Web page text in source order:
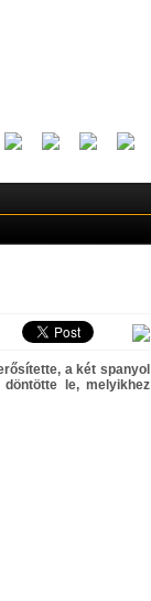
a két spanyol
le, melyikhez